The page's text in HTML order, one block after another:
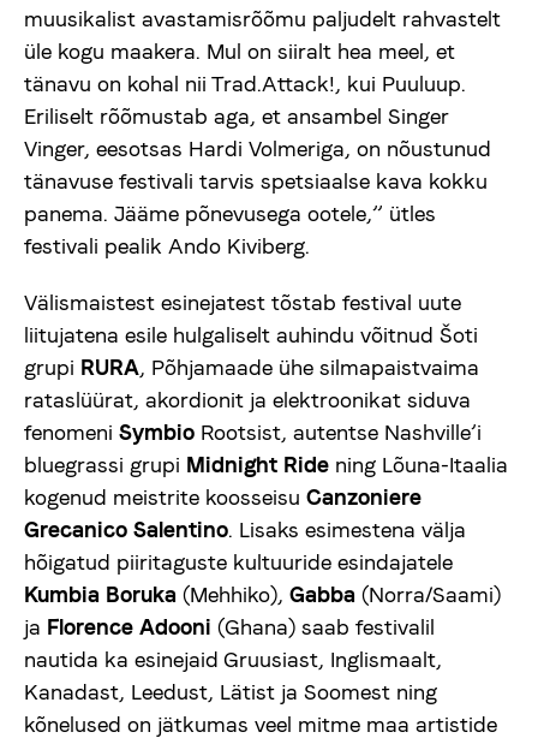
Est Eng
muusikalist avastamisrõõmu paljudelt rahvastelt
üle kogu maakera. Mul on siiralt hea meel, et
tänavu on kohal nii Trad.Attack!, kui Puuluup.
Eriliselt rõõmustab aga, et ansambel Singer
Vinger, eesotsas Hardi Volmeriga, on nõustunud
tänavuse festivali tarvis spetsiaalse kava kokku
panema. Jääme põnevusega ootele,” ütles
festivali pealik Ando Kiviberg.
Välismaistest esinejatest tõstab festival uute
liitujatena esile hulgaliselt auhindu võitnud Šoti
grupi RURA, Põhjamaade ühe silmapaistvaima
rataslüürat, akordionit ja elektroonikat siduva
fenomeni Symbio Rootsist, autentse Nashville’i
bluegrassi grupi Midnight Ride ning Lõuna-Itaalia
kogenud meistrite koosseisu Canzoniere
Grecanico Salentino. Lisaks esimestena välja
hõigatud piiritaguste kultuuride esindajatele
Kumbia Boruka (Mehhiko), Gabba (Norra/Saami)
ja Florence Adooni (Ghana) saab festivalil
nautida ka esinejaid Gruusiast, Inglismaalt,
Kanadast, Leedust, Lätist ja Soomest ning
kõnelused on jätkumas veel mitme maa artistide